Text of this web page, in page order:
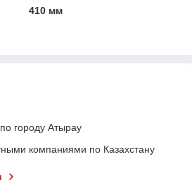
410 мм
городу Атырау
компаниями по Казахстану